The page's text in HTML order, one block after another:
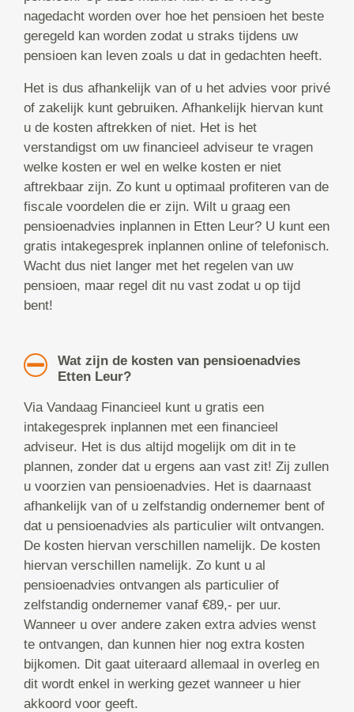
nagedacht worden over hoe het pensioen het beste
geregeld kan worden zodat u straks tijdens uw
pensioen kan leven zoals u dat in gedachten heeft.
Het is dus afhankelijk van of u het advies voor privé
of zakelijk kunt gebruiken. Afhankelijk hiervan kunt
u de kosten aftrekken of niet. Het is het
verstandigst om uw financieel adviseur te vragen
welke kosten er wel en welke kosten er niet
aftrekbaar zijn. Zo kunt u optimaal profiteren van de
fiscale voordelen die er zijn. Wilt u graag een
pensioenadvies inplannen in Etten Leur? U kunt een
gratis intakegesprek inplannen online of telefonisch.
Wacht dus niet langer met het regelen van uw
pensioen, maar regel dit nu vast zodat u op tijd
bent!
Wat zijn de kosten van pensioenadvies
Etten Leur?
Via Vandaag Financieel kunt u gratis een
intakegesprek inplannen met een financieel
adviseur. Het is dus altijd mogelijk om dit in te
plannen, zonder dat u ergens aan vast zit! Zij zullen
u voorzien van pensioenadvies. Het is daarnaast
afhankelijk van of u zelfstandig ondernemer bent of
dat u pensioenadvies als particulier wilt ontvangen.
De kosten hiervan verschillen namelijk. De kosten
hiervan verschillen namelijk. Zo kunt u al
pensioenadvies ontvangen als particulier of
zelfstandig ondernemer vanaf €89,- per uur.
Wanneer u over andere zaken extra advies wenst
te ontvangen, dan kunnen hier nog extra kosten
bijkomen. Dit gaat uiteraard allemaal in overleg en
dit wordt enkel in werking gezet wanneer u hier
akkoord voor geeft.